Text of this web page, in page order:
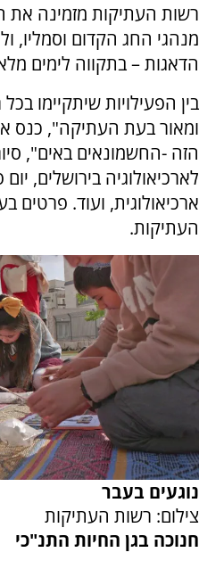
רשות העתיקות מזמינה את
מנהגי החג הקדום וסמליו,
הדאגות – בתקווה לימים
בין הפעילויות שיתקיימו
ומאור בעת העתיקה", כנס
הזה -החשמונאים באים",
לארכיאולוגיה בירושלים,
ארכיאולוגית, ועוד. פרטים
העתיקות.
נוגעים בעבר
צילום: רשות העתיקות
חנוכה בגן החיות התנ"כי